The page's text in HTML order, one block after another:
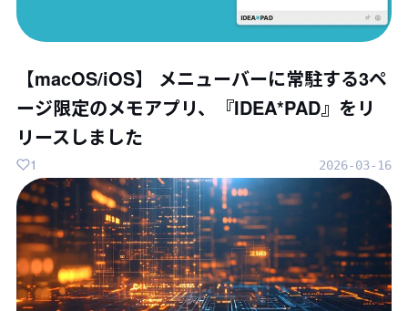
【macOS/iOS】 メニューバーに常駐する3ペ
ージ限定のメモアプリ、『IDEA*PAD』をリ
リースしました
2026-03-16
1